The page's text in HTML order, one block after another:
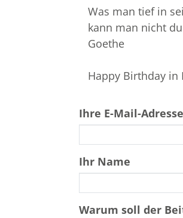
Was man tief in
kann man nicht
Goethe
Happy Birthday in
Ihre E-Mail-Adresse
Ihr Name
Warum soll der